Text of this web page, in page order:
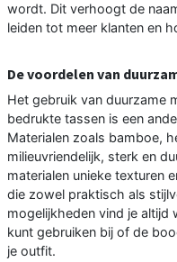
wordt. Dit verhoogt de
leiden tot meer klanten en
De voordelen van
Het gebruik van duurzame
bedrukte tassen is een
Materialen zoals bamboe,
milieuvriendelijk, sterk en
materialen unieke texturen
die zowel praktisch als
mogelijkheden vind je altijd
kunt gebruiken bij of de
je outfit.